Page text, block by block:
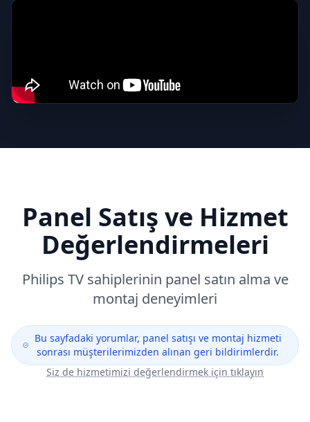
Panel Satış ve Hizmet
Değerlendirmeleri
Philips TV sahiplerinin panel satın alma ve
montaj deneyimleri
Bu sayfadaki yorumlar, panel satışı ve montaj hizmeti
sonrası müşterilerimizden alınan geri bildirimlerdir.
Siz de hizmetimizi değerlendirmek için tıklayın